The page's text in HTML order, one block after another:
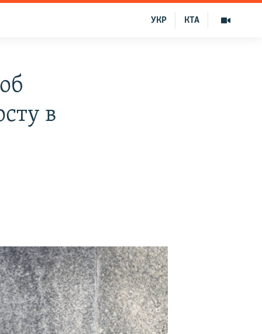
КТА
УКР
в